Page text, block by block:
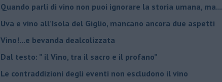
​Quando parli di vino non puoi ignorare la storia umana, ma...
Uva e vino all’Isola del Giglio, mancano ancora due aspetti
​Vino!...e bevanda dealcolizzata
​Dal testo: ” il Vino, tra il sacro e il profano”
Le contraddizioni degli eventi non escludono il vino